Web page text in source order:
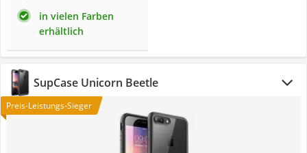
in vielen Farben
erhältlich
SupCase Unicorn Beetle
Preis-Leistungs-Sieger